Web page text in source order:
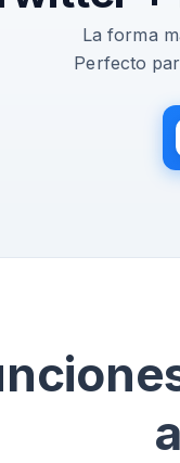
La forma
Perfecto